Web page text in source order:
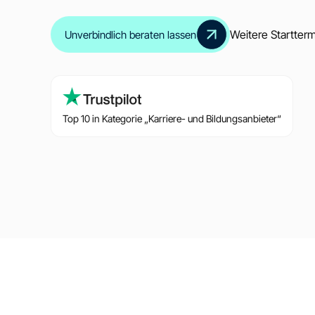
Unverbindlich beraten lassen Weitere
Top 10 in Kategorie „Karriere- und Bildungsanbieter“